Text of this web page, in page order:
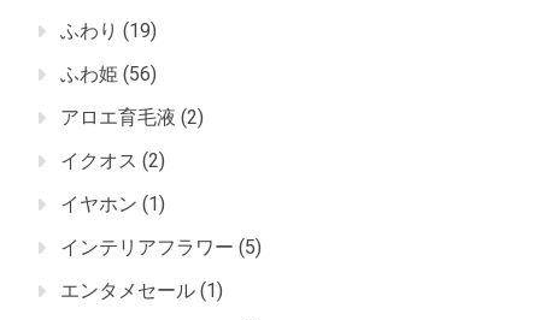
ふわり (19)
ふわ姫 (56)
アロエ育毛液 (2)
イクオス (2)
イヤホン (1)
インテリアフラワー (5)
エンタメセール (1)